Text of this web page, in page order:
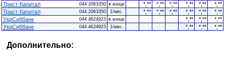
Траст-Капитал
044 2063350 в конце *,** *,** *,** *,** *,**
*,**
Траст-Капитал
044 2063350 1/мес. *,** *,** *,** *,** *,**
*,**
УкрСиббанк
044 4624923 в конце *,** *,**
*,**
УкрСиббанк
044 4624923 1/мес. *,** *,** *,**
Дополнительно: